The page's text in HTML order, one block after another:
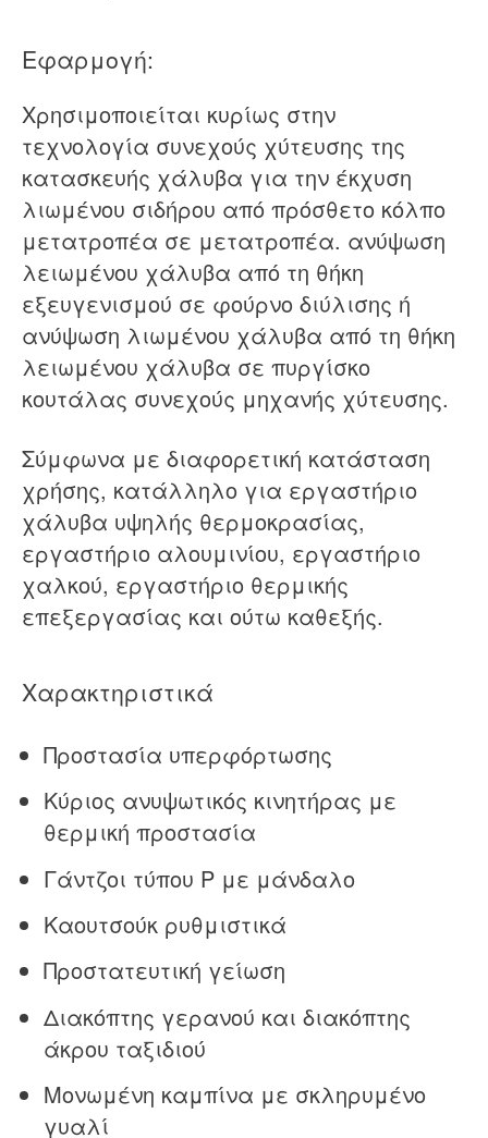
Εφαρμογή:
Χρησιμοποιείται κυρίως στην
τεχνολογία συνεχούς χύτευσης της
κατασκευής χάλυβα για την έκχυση
λιωμένου σιδήρου από πρόσθετο κόλπο
μετατροπέα σε μετατροπέα. ανύψωση
λειωμένου χάλυβα από τη θήκη
εξευγενισμού σε φούρνο διύλισης ή
ανύψωση λιωμένου χάλυβα από τη θήκη
λειωμένου χάλυβα σε πυργίσκο
κουτάλας συνεχούς μηχανής χύτευσης.
Σύμφωνα με διαφορετική κατάσταση
χρήσης, κατάλληλο για εργαστήριο
χάλυβα υψηλής θερμοκρασίας,
εργαστήριο αλουμινίου, εργαστήριο
χαλκού, εργαστήριο θερμικής
επεξεργασίας και ούτω καθεξής.
Χαρακτηριστικά
Προστασία υπερφόρτωσης
Κύριος ανυψωτικός κινητήρας με
θερμική προστασία
Γάντζοι τύπου P με μάνδαλο
Καουτσούκ ρυθμιστικά
Προστατευτική γείωση
Διακόπτης γερανού και διακόπτης
άκρου ταξιδιού
Μονωμένη καμπίνα με σκληρυμένο
γυαλί